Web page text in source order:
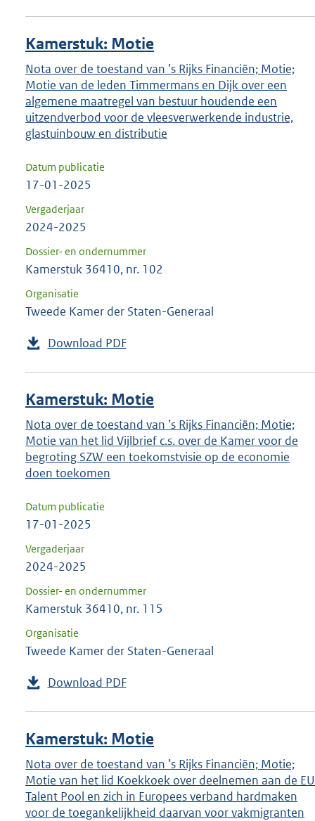
Kamerstuk: Motie
Nota over de toestand van ’s Rijks Financiën; Motie;
Motie van de leden Timmermans en Dijk over een
algemene maatregel van bestuur houdende een
uitzendverbod voor de vleesverwerkende industrie,
glastuinbouw en distributie
Datum publicatie
17-01-2025
Vergaderjaar
2024-2025
Dossier- en ondernummer
Kamerstuk 36410, nr. 102
Organisatie
Tweede Kamer der Staten-Generaal
Download PDF
Kamerstuk: Motie
Nota over de toestand van ’s Rijks Financiën; Motie;
Motie van het lid Vijlbrief c.s. over de Kamer voor de
begroting SZW een toekomstvisie op de economie
doen toekomen
Datum publicatie
17-01-2025
Vergaderjaar
2024-2025
Dossier- en ondernummer
Kamerstuk 36410, nr. 115
Organisatie
Tweede Kamer der Staten-Generaal
Download PDF
Kamerstuk: Motie
Nota over de toestand van ’s Rijks Financiën; Motie;
Motie van het lid Koekkoek over deelnemen aan de EU
Talent Pool en zich in Europees verband hardmaken
voor de toegankelijkheid daarvan voor vakmigranten